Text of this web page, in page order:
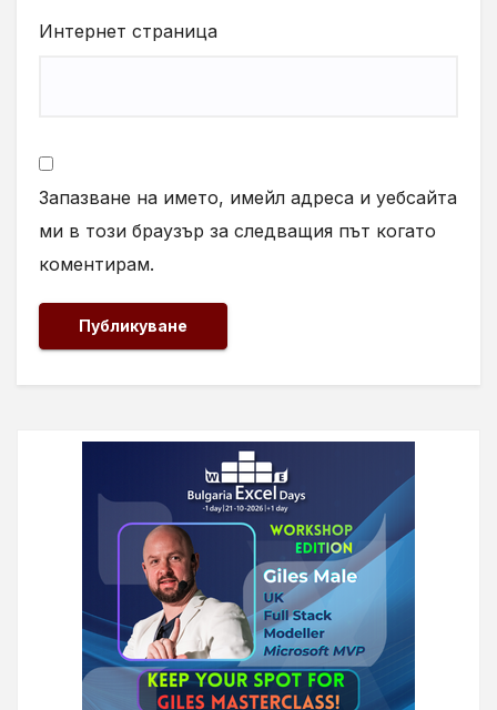
Интернет страница
Запазване на името, имейл адреса и уебсайта
ми в този браузър за следващия път когато
коментирам.